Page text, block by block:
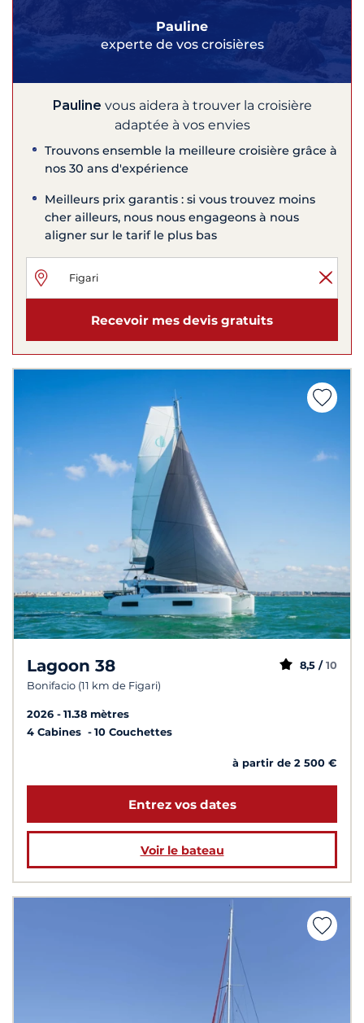
Pauline
experte de vos croisières
Pauline vous aidera à trouver la croisière
adaptée à vos envies
Trouvons ensemble la meilleure croisière grâce à
nos 30 ans d'expérience
Meilleurs prix garantis : si vous trouvez moins
cher ailleurs, nous nous engageons à nous
aligner sur le tarif le plus bas
Recevoir mes devis gratuits
Lagoon 38
Bonifacio (11 km de Figari)
8,5 / 10
2026
11.38 mètres
4 Cabines
10 Couchettes
à partir de 2 500 €
Entrez vos dates
Voir le bateau